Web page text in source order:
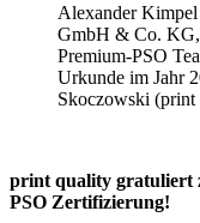
Alexander
GmbH & Co. KG,
Premium-PSO
Urkunde im Jahr
Skoczowski
print quality gratuliert
PSO Zertifizierung!